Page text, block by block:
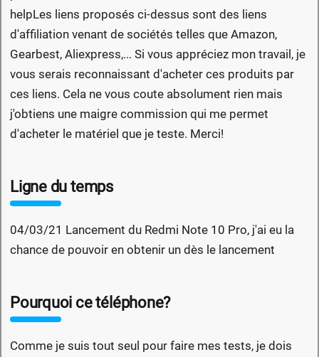
helpLes liens proposés ci-dessus sont des liens
d'affiliation venant de sociétés telles que Amazon,
Gearbest, Aliexpress,... Si vous appréciez mon travail, je
vous serais reconnaissant d'acheter ces produits par
ces liens. Cela ne vous coute absolument rien mais
j'obtiens une maigre commission qui me permet
d'acheter le matériel que je teste. Merci!
Ligne du temps
04/03/21 Lancement du Redmi Note 10 Pro, j'ai eu la
chance de pouvoir en obtenir un dès le lancement
Pourquoi ce téléphone?
Comme je suis tout seul pour faire mes tests, je dois